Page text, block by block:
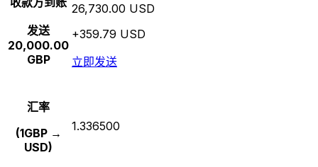
发送
20,000.00
GBP
26,730.00 USD
+359.79 USD
立即发送
汇率
(1GBP →
USD)
1.336500